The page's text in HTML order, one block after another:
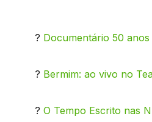
? Documentário 50
? Bermim: ao vivo no
? O Tempo Escrito nas